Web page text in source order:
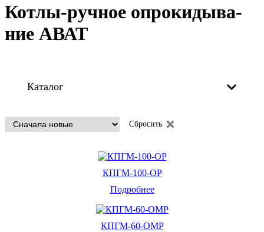
Кот­лы-руч­ное оп­ро­ки­ды­ва­
ние А­ВАТ
Каталог
Сбросить
КПГМ-100-ОР
Подробнее
КПГМ-60-ОМР